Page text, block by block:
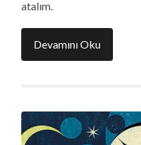
atalım.
Devamını Oku